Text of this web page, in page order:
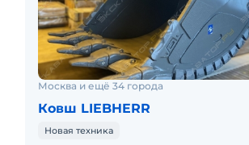
Москва и ещё 34 города
Ковш LIEBHERR
Новая техника